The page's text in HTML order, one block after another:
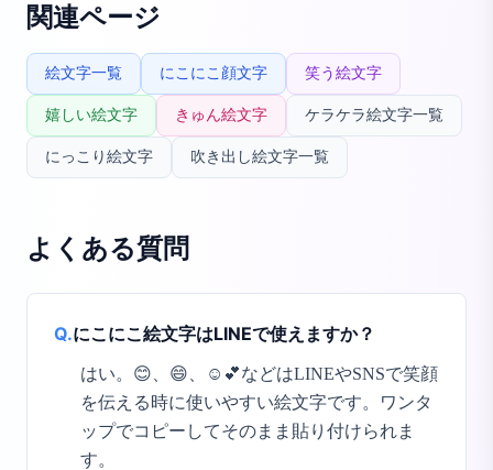
関連ページ
絵文字一覧 にこにこ顔文字 笑う絵文字
嬉しい絵文字 きゅん絵文字 ケラケラ絵文字一覧
にっこり絵文字 吹き出し絵文字一覧
よくある質問
Q.にこにこ絵文字はLINEで使えますか？
はい。😊、😄、☺️💕などはLINEやSNSで笑顔
を伝える時に使いやすい絵文字です。ワンタ
ップでコピーしてそのまま貼り付けられま
す。